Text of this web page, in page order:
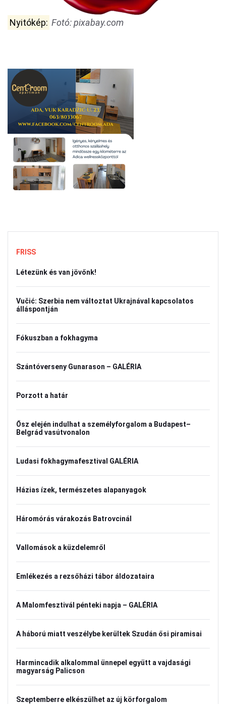
Nyitókép: Fotó: pixabay.com
FRISS
Létezünk és van jövőnk!
Vučić: Szerbia nem változtat Ukrajnával kapcsolatos
álláspontján
Fókuszban a fokhagyma
Szántóverseny Gunarason – GALÉRIA
Porzott a határ
Ősz elején indulhat a személyforgalom a Budapest–
Belgrád vasútvonalon
Ludasi fokhagymafesztival GALÉRIA
Házias ízek, természetes alapanyagok
Háromórás várakozás Batrovcinál
Vallomások a küzdelemről
Emlékezés a rezsőházi tábor áldozataira
A Malomfesztivál pénteki napja – GALÉRIA
A háború miatt veszélybe kerültek Szudán ősi piramisai
Harmincadik alkalommal ünnepel együtt a vajdasági
magyarság Palicson
Szeptemberre elkészülhet az új körforgalom